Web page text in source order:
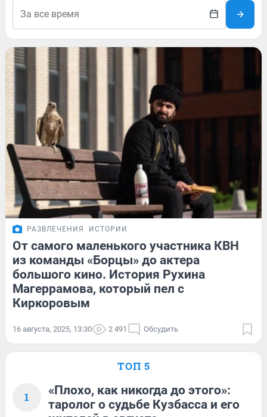
РАЗВЛЕЧЕНИЯ ИСТОРИИ
От самого маленького участника КВН
из команды «Борцы» до актера
большого кино. История Рухина
Магеррамова, который пел с
Киркоровым
16 августа, 2025, 13:30 2 491 Обсудить
ТОП 5
1
«Плохо, как никогда до этого»:
таролог о судьбе Кузбасса и его